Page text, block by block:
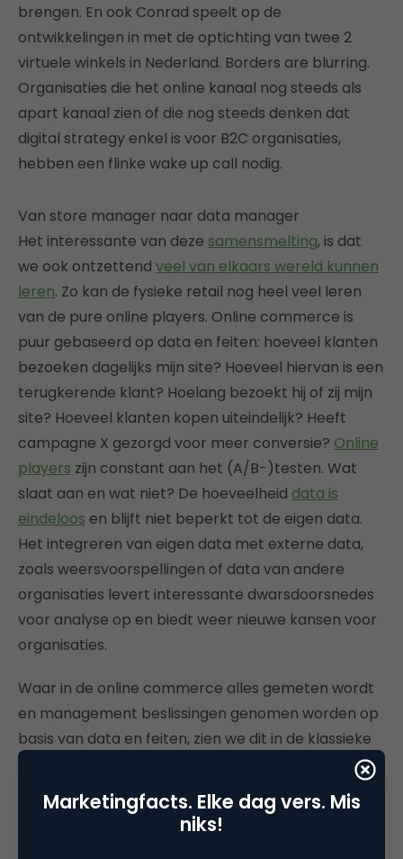
brengen. En ook Conrad speelt op de
ontwikkelingen in met de optichting van twee 2
virtuele winkels in Nederland. Borders are blurring.
Organisaties die het online kanaal nog steeds als
apart kanaal zien of die nog steeds denken dat
digital strategy enkel is voor B2C organisaties,
hebben een flinke wake up call nodig.
Van store manager naar data manager
Het interessante van deze samensmelting, is dat
we ook ontzettend veel van elkaars wereld kunnen
leren. Zo kan de fysieke retail nog heel veel leren
van de pure online players. Online commerce is
puur gebaseerd op data en feiten: hoeveel klanten
bezoeken dagelijks mijn site? Hoeveel hiervan is een
terugkerende klant? Hoelang bezoekt hij of zij mijn
site? Hoeveel klanten kopen uiteindelijk? Heeft
campagne X gezorgd voor meer conversie? Online
players zijn constant aan het (A/B-)testen. Wat
slaat aan en wat niet? De hoeveelheid data is
eindeloos en blijft niet beperkt tot de eigen data.
Het integreren van eigen data met externe data,
zoals weersvoorspellingen of data van andere
organisaties levert interessante dwarsdoorsnedes
voor analyse op en biedt weer nieuwe kansen voor
organisaties.
Waar in de online commerce alles gemeten wordt
en management beslissingen genomen worden op
basis van data en feiten, zien we dit in de klassieke
beslissingen nog genomen op basis van
onderbuikgevoel. En dat terwijl er heden ten dage
Marketingfacts. Elke dag vers. Mis
niks!